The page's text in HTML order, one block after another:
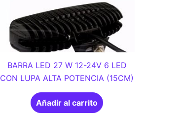
BARRA LED 27 W 12-24V 6 LED
CON LUPA ALTA POTENCIA (15CM)
Añadir al carrito